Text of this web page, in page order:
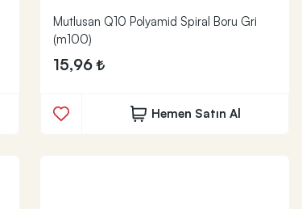
Mutlusan Q10 Polyamid Spiral Boru Gri
(m100)
15,96
Hemen Satın Al